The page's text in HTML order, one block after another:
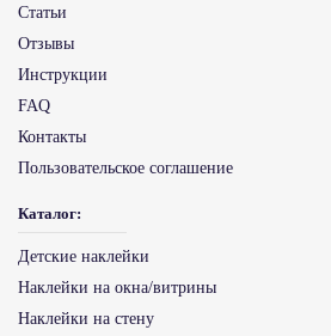
Статьи
Отзывы
Инструкции
FAQ
Контакты
Пользовательское соглашение
Каталог:
Детские наклейки
Наклейки на окна/витрины
Наклейки на стену